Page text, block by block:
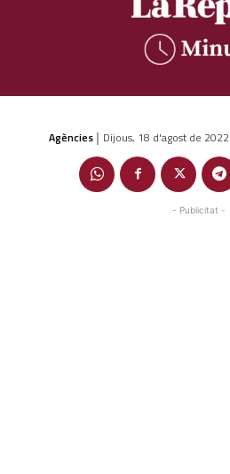
Agències | Dijous, 18 d'agost de 2022
- Publicitat -